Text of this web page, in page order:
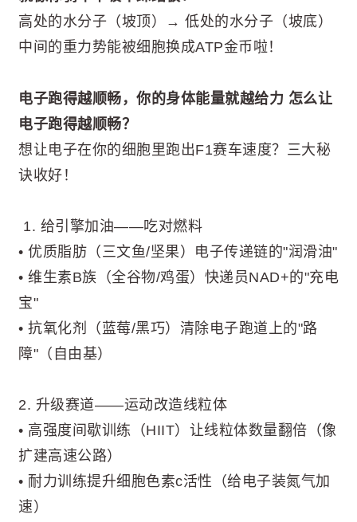
高处的水分子（坡顶）→ 低处的水分子（坡底）
中间的重力势能被细胞换成ATP金币啦！
电子跑得越顺畅，你的身体能量就越给力 怎么让
电子跑得越顺畅？
想让电子在你的细胞里跑出F1赛车速度？三大秘
诀收好！
️ 1. 给引擎加油——吃对燃料
• 优质脂肪（三文鱼/坚果）电子传递链的"润滑油"
• 维生素B族（全谷物/鸡蛋）快递员NAD+的"充电
宝"
• 抗氧化剂（蓝莓/黑巧）清除电子跑道上的"路
障"（自由基）
2. 升级赛道——运动改造线粒体
• 高强度间歇训练（HIIT）让线粒体数量翻倍（像
扩建高速公路）
• 耐力训练提升细胞色素c活性（给电子装氮气加
速）